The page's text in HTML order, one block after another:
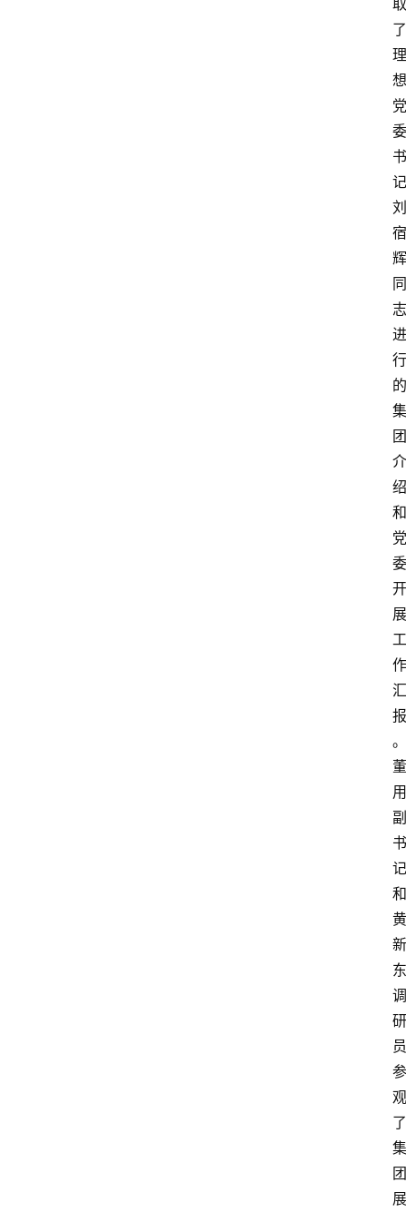
取
了
理
想
党
委
书
记
刘
宿
辉
同
志
进
行
的
集
团
介
绍
和
党
委
开
展
工
作
汇
报
。
董
用
副
书
记
和
黄
新
东
调
研
员
参
观
了
集
团
展